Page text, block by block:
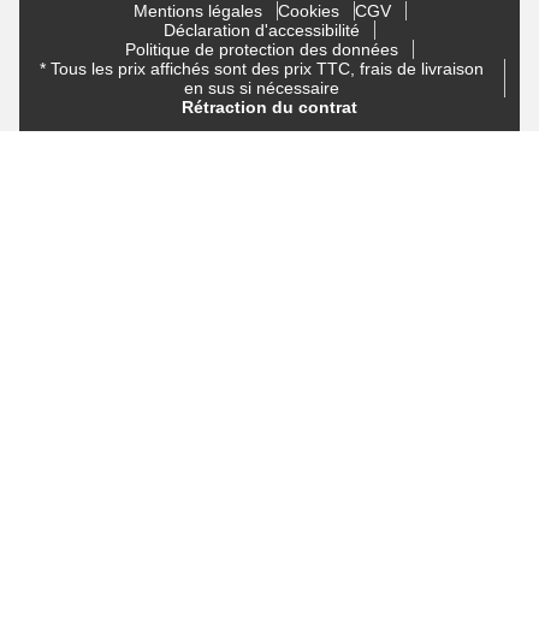
Mentions légales Cookies
CGV
Déclaration d'accessibilité
Politique de protection des données
* Tous les prix affichés sont des prix TTC, frais de livraison
en sus si nécessaire
Rétraction du contrat